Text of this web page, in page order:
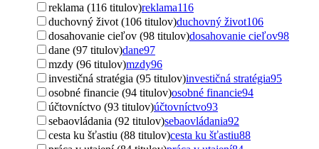
reklama (116 titulov)reklama116
duchovný život (106 titulov)duchovný život106
dosahovanie cieľov (98 titulov)dosahovanie cieľov98
dane (97 titulov)dane97
mzdy (96 titulov)mzdy96
investičná stratégia (95 titulov)investičná stratégia95
osobné financie (94 titulov)osobné financie94
účtovníctvo (93 titulov)účtovníctvo93
sebaovládania (92 titulov)sebaovládania92
cesta ku šťastiu (88 titulov)cesta ku šťastiu88